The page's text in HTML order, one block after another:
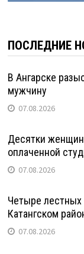
ПОСЛЕДНИЕ
В Ангарске
мужчину
07.08.2026
Десятки женщин
оплаченной
07.08.2026
Четыре лестных
Катангском
07.08.2026